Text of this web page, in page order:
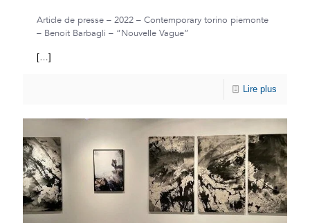
Article de presse – 2022 – Contemporary torino piemonte
– Benoit Barbagli – “Nouvelle Vague”
[…]
Lire plus